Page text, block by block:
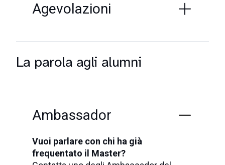
Agevolazioni
La parola agli alumni
Ambassador
Vuoi parlare con chi ha già
frequentato il Master?